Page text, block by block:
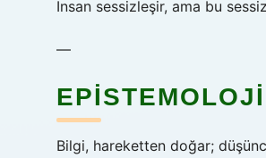
İnsan sessizleşir, ama bu
—
Bilgi, hareketten doğar;